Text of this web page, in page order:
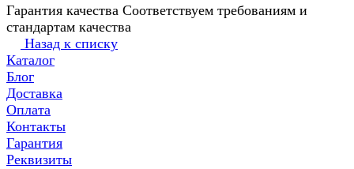
Гарантия качества Соответствуем требованиям и
стандартам качества
Назад к списку
Каталог
Блог
Доставка
Оплата
Контакты
Гарантия
Реквизиты